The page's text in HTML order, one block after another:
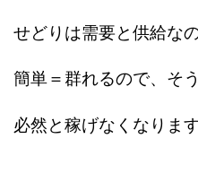
せどりは需要と供給なの
簡単＝群れるので、そ
必然と稼げなくなります